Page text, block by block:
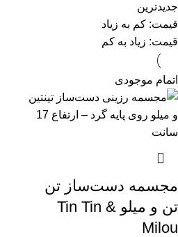
جدیدترین
قیمت: کم به زیاد
قیمت: زیاد به کم
اتمام موجودی
مجسمه دست‌ساز تن
تن و میلو Tin Tin &
Milou